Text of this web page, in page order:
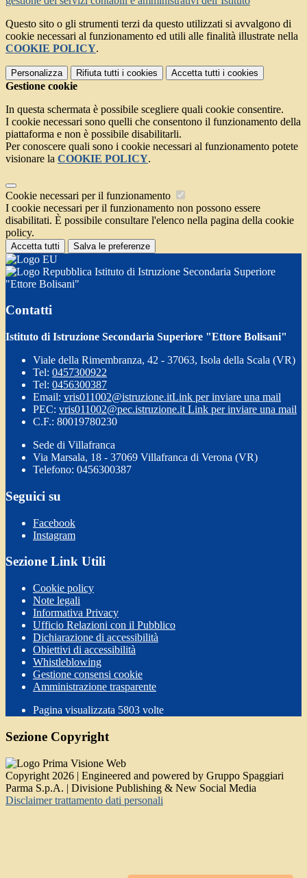
Questo sito o gli strumenti terzi da questo utilizzati si avvalgono di
cookie necessari al funzionamento ed utili alle finalità illustrate nella
COOKIE POLICY.
Personalizza Rifiuta tutti i cookies Accetta tutti i cookies
Gestione cookie
In questa schermata è possibile scegliere quali cookie consentire.
I cookie necessari sono quelli che consentono il funzionamento della
piattaforma e non è possibile disabilitarli.
Per conoscere quali sono i cookie necessari al funzionamento potete
visionare la COOKIE POLICY.
Cookie necessari per il funzionamento
I cookie necessari per il funzionamento non possono essere
disabilitati. È possibile consultare l'elenco nella pagina della cookie
policy.
Accetta tutti Salva le preferenze
Istituto di Istruzione Secondaria Superiore
"Ettore Bolisani"
Contatti
Istituto di Istruzione Secondaria Superiore "Ettore Bolisani"
Viale della Rimembranza, 42 - 37063, Isola della Scala (VR)
Tel: 0457300922
Tel: 0456300387
Email: vris011002@istruzione.itLink per inviare una mail
PEC: vris011002@pec.istruzione.it Link per inviare una mail
C.F.: 80019780230
Sede di Villafranca
Via Marsala, 18 - 37069 Villafranca di Verona (VR)
Telefono: 0456300387
Seguici su
Facebook
Instagram
Sezione Link Utili
Cookie policy
Note legali
Informativa Privacy
Ufficio Relazioni con il Pubblico
Dichiarazione di accessibilità
Obiettivi di accessibilità
Whistleblowing
Gestione consensi cookie
Amministrazione trasparente
Pagina visualizzata 5803 volte
Sezione Copyright
Copyright 2026 | Engineered and powered by Gruppo Spaggiari
Parma S.p.A. | Divisione Publishing & New Social Media
Disclaimer trattamento dati personali